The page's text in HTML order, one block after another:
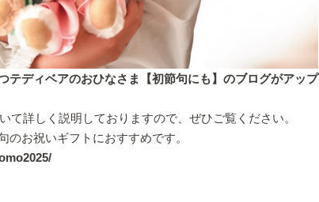
テディベアのおひなさま【初節句にも】のブログがアップ
詳しく説明しておりますので、ぜひご覧ください。
お祝いギフトにおすすめです。